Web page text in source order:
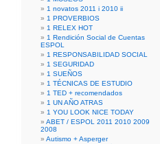
1 novatos 2011 i 2010 ii
1 PROVERBIOS
1 RELEX HOT
1 Rendición Social de Cuentas
ESPOL
1 RESPONSABILIDAD SOCIAL
1 SEGURIDAD
1 SUEÑOS
1 TÉCNICAS DE ESTUDIO
1 TED + recomendados
1 UN AÑO ATRAS
1 YOU LOOK NICE TODAY
ABET / ESPOL 2011 2010 2009
2008
Autismo + Asperger